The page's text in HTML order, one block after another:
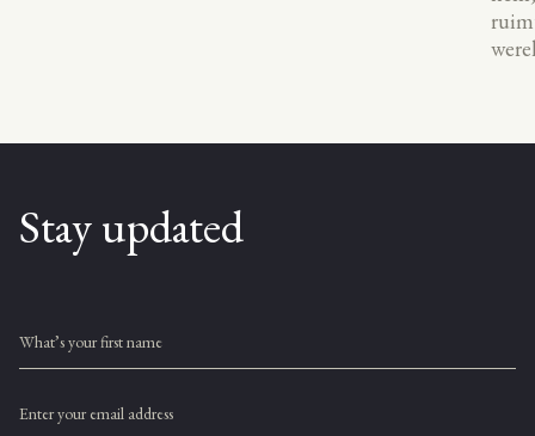
Stay updated
What’s your first name
Enter your email address